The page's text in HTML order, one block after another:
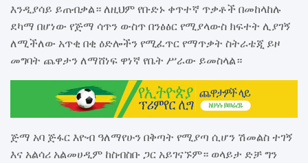
እንዲያሳይ ይጠብቃል። ለዚህም የቡድኑ ቀጥተኛ ጥቃቶች በመከላከሉ
ደካማ በሆነው የጅማ ሳጥን ውስጥ በንፅፅር የሚያላውስ ክፍተት ሊያገኝ
ለሚችለው አጥቂ በቂ ዕድሎችን የሚፈጥር የማጥቃት ስትራቴጂ ይዞ
መግባት ጨዋታን ለማሸነፍ ዋነኛ የቤት ሥራው ይመስላል።
ጅማ አባ ጅፋር እዮብ ዓለማየሁን በቅጣት የሚያጣ ሲሆን ሽመልስ ተገኝ
እና አልሳሪ አልመሀዲም ከስብስቡ ጋር አይገናኙም። ወላይታ ድቻ ግን